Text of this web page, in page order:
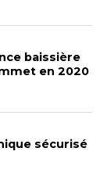
baissière
en 2020
sécurisé